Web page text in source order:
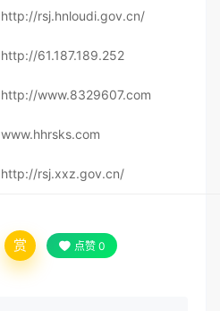
http://rsj.hnloudi.gov.cn/
http://61.187.189.252
http://www.8329607.com
www.hhrsks.com
http://rsj.xxz.gov.cn/
赏 点赞 0